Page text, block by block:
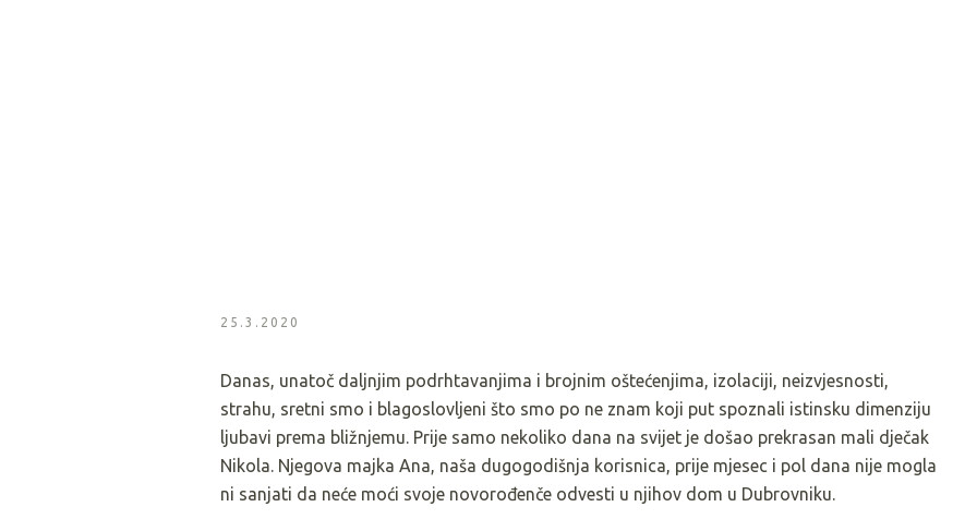
25.3.2020
Danas, unatoč daljnjim podrhtavanjima i brojnim oštećenjima, izolaciji, neizvjesnosti,
strahu, sretni smo i blagoslovljeni što smo po ne znam koji put spoznali istinsku dimenziju
ljubavi prema bližnjemu. Prije samo nekoliko dana na svijet je došao prekrasan mali dječak
Nikola. Njegova majka Ana, naša dugogodišnja korisnica, prije mjesec i pol dana nije mogla
ni sanjati da neće moći svoje novorođenče odvesti u njihov dom u Dubrovniku.